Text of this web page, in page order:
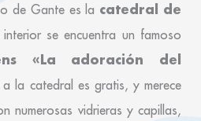
de Gante es la catedral de
se encuentra un famoso
«La adoración del
la catedral es gratis, y merece
numerosas vidrieras y capillas,